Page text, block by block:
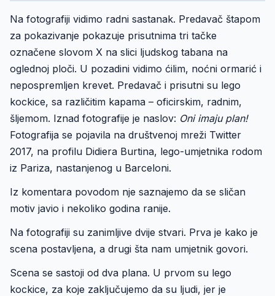
Na fotografiji vidimo radni sastanak. Predavač štapom
za pokazivanje pokazuje prisutnima tri tačke
označene slovom X na slici ljudskog tabana na
oglednoj ploči. U pozadini vidimo ćilim, noćni ormarić i
nepospremljen krevet. Predavač i prisutni su lego
kockice, sa različitim kapama – oficirskim, radnim,
šljemom. Iznad fotografije je naslov: Oni imaju plan!
Fotografija se pojavila na društvenoj mreži Twitter
2017, na profilu Didiera Burtina, lego-umjetnika rodom
iz Pariza, nastanjenog u Barceloni.
Iz komentara povodom nje saznajemo da se sličan
motiv javio i nekoliko godina ranije.
Na fotografiji su zanimljive dvije stvari. Prva je kako je
scena postavljena, a drugi šta nam umjetnik govori.
Scena se sastoji od dva plana. U prvom su lego
kockice, za koje zaključujemo da su ljudi, jer je